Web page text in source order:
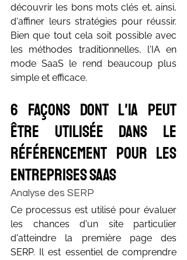
découvrir les bons mots clés et, ainsi,
d'affiner leurs stratégies pour réussir.
Bien que tout cela soit possible avec
les méthodes traditionnelles, l'IA en
mode SaaS le rend beaucoup plus
simple et efficace.
6 façons dont l'IA peut
être utilisée dans le
référencement pour les
entreprises SaaS
Analyse des SERP
Ce processus est utilisé pour évaluer
les chances d'un site particulier
d'atteindre la première page des
SERP. Il est essentiel de comprendre